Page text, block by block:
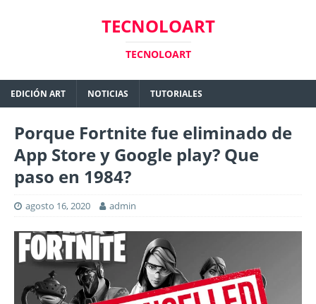
TECNOLOART
TECNOLOART
EDICIÓN ART NOTICIAS TUTORIALES
Porque Fortnite fue eliminado de
App Store y Google play? Que
paso en 1984?
agosto 16, 2020 admin